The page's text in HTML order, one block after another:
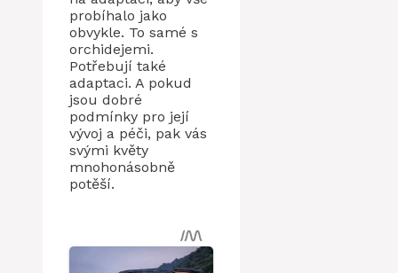
probíhalo jako
obvykle. To samé s
orchidejemi.
Potřebují také
adaptaci. A pokud
jsou dobré
podmínky pro její
vývoj a péči, pak vás
svými květy
mnohonásobně
potěší.